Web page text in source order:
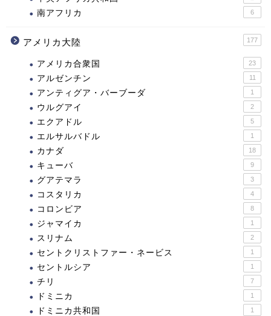
南アフリカ 6
アメリカ大陸 177
アメリカ合衆国 23
アルゼンチン 11
アンティグア・バーブーダ 1
ウルグアイ 2
エクアドル 5
エルサルバドル 1
カナダ 18
キューバ 9
グアテマラ 3
コスタリカ 4
コロンビア 8
ジャマイカ 1
スリナム 2
セントクリストファー・ネービス 1
セントルシア 1
チリ 7
ドミニカ 1
ドミニカ共和国 1